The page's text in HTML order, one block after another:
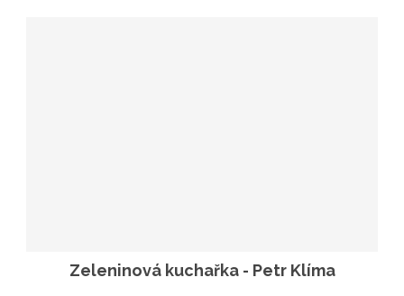
Zeleninová kuchařka - Petr Klíma